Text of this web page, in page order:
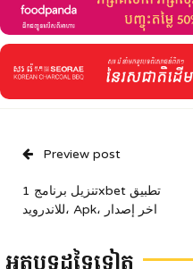
Preview post
تنزيل برنامج 1xbet تطبيق
للاندرويد، Apk، اخر إصدار
អត្ថបទដទៃទៀត